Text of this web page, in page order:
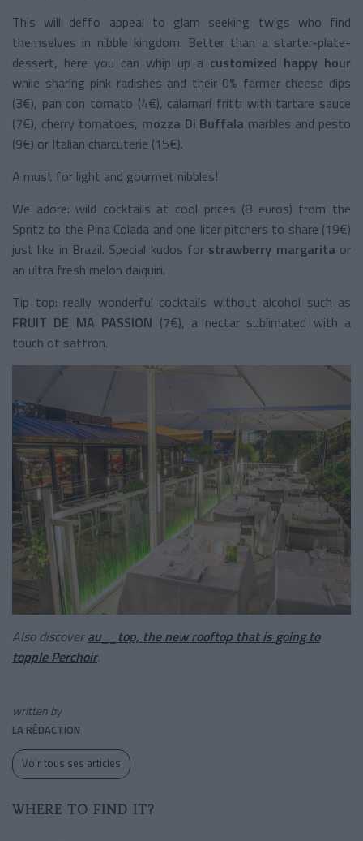
This will deffo appeal to glam seeking twigs who find
themselves in nibble kingdom. Better than a starter-plate-
dessert, here you can whip up a customized happy hour
while sharing pink radishes and their 0% farmer cheese dips
(3€), pan con tomato (4€), calamari fritti with tartare sauce
(7€), cherry tomatoes, mozza Di Buffala marbles and pesto
(9€) or Italian charcuterie (15€).
A must for light and gourmet nibbles!
We adore: wild cocktails at cool prices (8 euros) from the
Spritz to the Pina Colada and one liter pitchers to share (19€)
just like in Brazil. Special kudos for strawberry margarita or
an ultra fresh melon daiquiri.
Tip top: really wonderful cocktails without alcohol such as
FRUIT DE MA PASSION (7€), a nectar sublimated with a
touch of saffron.
Also discoverau__top, the new rooftop that is going to
topple Perchoir.
written by
LA RÉDACTION
Voir tous ses articles
WHERE TO FIND IT?